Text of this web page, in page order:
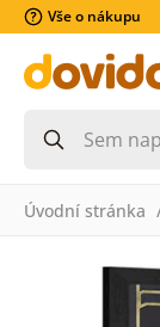
Vše o nákupu
Úvodní stránka